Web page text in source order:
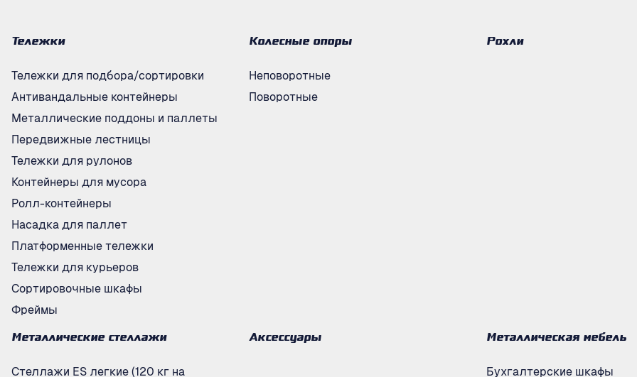
Тележки
Тележки для подбора/сортировки
Антивандальные контейнеры
Металлические поддоны и паллеты
Передвижные лестницы
Тележки для рулонов
Контейнеры для мусора
Ролл-контейнеры
Насадка для паллет
Платформенные тележки
Тележки для курьеров
Сортировочные шкафы
Фреймы
Колесные опоры
Неповоротные
Поворотные
Рохли
Металлические стеллажи
Стеллажи ES легкие (120 кг на
Аксессуары Металлическая мебель
Бухгалтерские шкафы